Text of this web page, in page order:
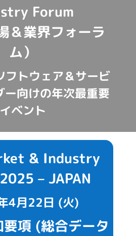
Forum
＆業界フォーラ
ム）
フトウェア＆サービ
ー向けの年次最重要
イベント
& Industry
– JAPAN
4月22日 (火)
項 (総合データ